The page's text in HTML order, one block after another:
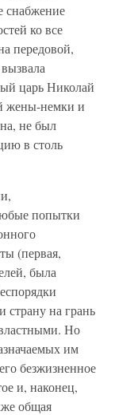
снабжение
ко все
передовой,
царь Николай
жены-немки и
не был
в столь
попытки
(первая,
была
страну на грань
Но
им
безжизненное
и, наконец,
общая